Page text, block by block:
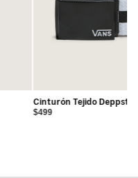
Cinturón Tejido Deppster
$499